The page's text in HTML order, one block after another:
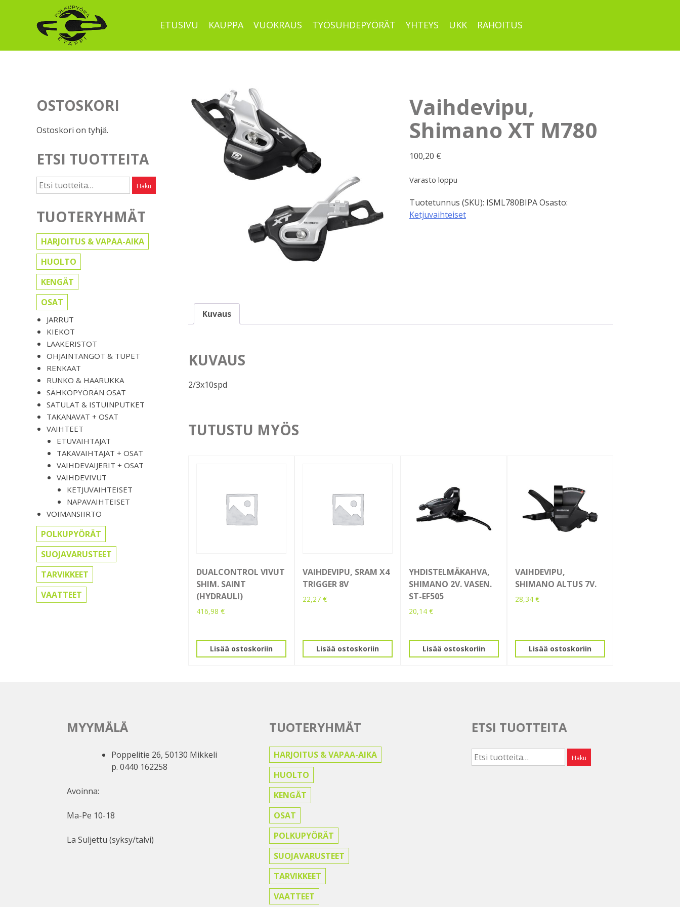
ETUSIVU KAUPPA VUOKRAUS TYÖSUHDEPYÖRÄT YHTEYS UKK RAHOITUS
OSTOSKORI
Ostoskori on tyhjä.
ETSI TUOTTEITA
Etsi: Haku
TUOTERYHMÄT
HARJOITUS & VAPAA-AIKA
HUOLTO
KENGÄT
OSAT
JARRUT
KIEKOT
LAAKERISTOT
OHJAINTANGOT & TUPET
RENKAAT
RUNKO & HAARUKKA
SÄHKÖPYÖRÄN OSAT
SATULAT & ISTUINPUTKET
TAKANAVAT + OSAT
VAIHTEET
ETUVAIHTAJAT
TAKAVAIHTAJAT + OSAT
VAIHDEVAIJERIT + OSAT
VAIHDEVIVUT
KETJUVAIHTEISET
NAPAVAIHTEISET
VOIMANSIIRTO
POLKUPYÖRÄT
SUOJAVARUSTEET
TARVIKKEET
VAATTEET
Vaihdevipu,
Shimano XT M780
100,20 €
Varasto loppu
Tuotetunnus (SKU): ISML780BIPAOsasto:
Ketjuvaihteiset
Kuvaus
KUVAUS
2/3x10spd
TUTUSTU MYÖS
DUALCONTROL VIVUT
SHIM. SAINT
(HYDRAULI)
416,98 €
Lisää ostoskoriin
VAIHDEVIPU, SRAM X4
TRIGGER 8V
22,27 €
Lisää ostoskoriin
YHDISTELMÄKAHVA,
SHIMANO 2V. VASEN.
ST-EF505
20,14 €
Lisää ostoskoriin
VAIHDEVIPU,
SHIMANO ALTUS 7V.
28,34 €
Lisää ostoskoriin
MYYMÄLÄ
Poppelitie 26, 50130 Mikkeli
p. 0440 162258
Avoinna:
Ma-Pe 10-18
La Suljettu (syksy/talvi)
TUOTERYHMÄT
HARJOITUS & VAPAA-AIKA
HUOLTO
KENGÄT
OSAT
POLKUPYÖRÄT
SUOJAVARUSTEET
TARVIKKEET
VAATTEET
ETSI TUOTTEITA
Etsi: Haku